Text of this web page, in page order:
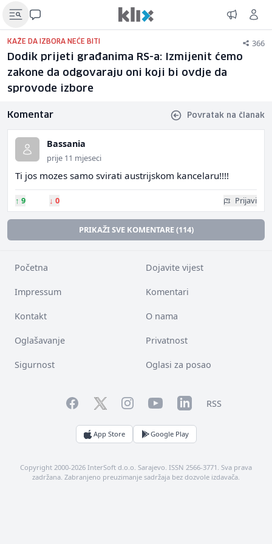
KAŽE DA IZBORA NEĆE BITI 366
Dodik prijeti građanima RS-a: Izmijenit ćemo
zakone da odgovaraju oni koji bi ovdje da
sprovode izbore
Komentar Povratak na članak
Bassania
prije 11 mjeseci
Ti jos mozes samo svirati austrijskom kancelaru!!!!
↑ 9 ↓ 0 Prijavi
PRIKAŽI SVE KOMENTARE (114)
Početna Dojavite vijest
Impressum Komentari
Kontakt O nama
Oglašavanje Privatnost
Sigurnost Oglasi za posao
FacebookTwitterInstagramYouTubeLinkedInRSS
App Store Google Play
Copyright 2000-2026 InterSoft d.o.o. Sarajevo. ISSN 2566-3771. Sva prava
zadržana. Zabranjeno preuzimanje sadržaja bez dozvole izdavača.